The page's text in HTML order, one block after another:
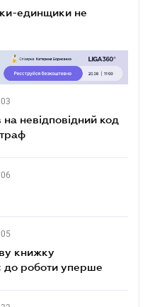
единщики не
невідповідний код
книжку
до роботи уперше